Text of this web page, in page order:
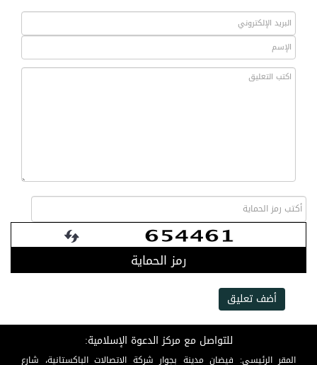
رمز الحماية
أضف تعليق
للتواصل مع مركز الدعوة الإسلامية:
المقر الرئيسي: فيضان مدينة بجوار شركة الاتصالات الباكستانية، شارع